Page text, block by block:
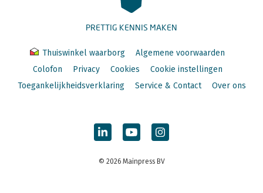
PRETTIG KENNIS MAKEN
Thuiswinkel waarborg
Algemene voorwaarden
Colofon
Privacy Cookies
Cookie instellingen
Toegankelijkheidsverklaring
Service & Contact Over ons
© 2026 Mainpress BV